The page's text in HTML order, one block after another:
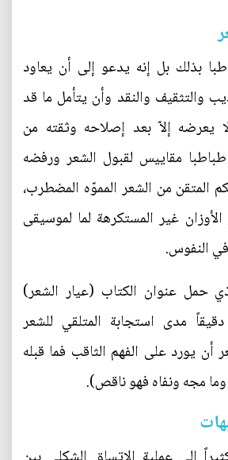
بذلك بل إنه يدعو إلى أن يعاود
والتثقيف والنقد وأن يتأمل ما قد
يعرضه إلاّ بعد إصلاحه وثقته من
مقاييس لقبول الشعر ورفضه
المتقن من الشعر المموّه المضطرب،
غير المستكرهة لما لموسيقى
النفوس.
حمل عنوان الكتاب (عيار الشعر)
مدى استجابة المتلقي للشعر
أن يورد على الفهم الثاقب فما قبله
مجه ونفاه فهو ناقص).